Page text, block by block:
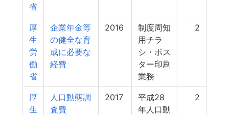
省
厚
生
労
働
省
企業年金等
の健全な育
成に必要な
経費
2016
制度周知
用チラ
シ・ポス
ター印刷
業務
2
厚
生
人口動態調
査費
2017
平成28
年人口動
2